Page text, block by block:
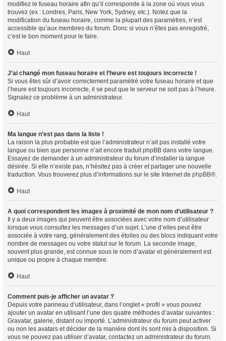
modifiez le fuseau horaire afin qu’il corresponde à la zone où vous vous
trouvez (ex : Londres, Paris, New York, Sydney, etc.). Notez que la
modification du fuseau horaire, comme la plupart des paramètres, n’est
accessible qu’aux membres du forum. Donc si vous n’êtes pas enregistré,
c’est le bon moment pour le faire.
Haut
J’ai changé mon fuseau horaire et l’heure est toujours incorrecte !
Si vous êtes sûr d’avoir correctement paramétré votre fuseau horaire et que
l’heure est toujours incorrecte, il se peut que le serveur ne soit pas à l’heure.
Signalez ce problème à un administrateur.
Haut
Ma langue n’est pas dans la liste !
La raison la plus probable est que l’administrateur n’ait pas installé votre
langue ou bien que personne n’ait encore traduit phpBB dans votre langue.
Essayez de demander à un administrateur du forum d’installer la langue
désirée. Si elle n’existe pas, n’hésitez pas à créer et partager une nouvelle
traduction. Vous trouverez plus d’informations sur le site Internet de phpBB®.
Haut
A quoi correspondent les images à proximité de mon nom d’utilisateur ?
Il y a deux images qui peuvent être associées avec votre nom d’utilisateur
lorsque vous consultez les messages d’un sujet. L’une d’elles peut être
associée à votre rang, généralement des étoiles ou des blocs indiquant votre
nombre de messages ou votre statut sur le forum. La seconde image,
souvent plus grande, est connue sous le nom d’avatar et généralement est
unique ou propre à chaque membre.
Haut
Comment puis-je afficher un avatar ?
Depuis votre panneau d’utilisateur, dans l’onglet « profil » vous pouvez
ajouter un avatar en utilisant l’une des quatre méthodes d’avatar suivantes :
Gravatar, galerie, distant ou importé. L’administrateur du forum peut activer
ou non les avatars et décider de la manière dont ils sont mis à disposition. Si
vous ne pouvez pas utiliser d’avatar, contactez un administrateur du forum.